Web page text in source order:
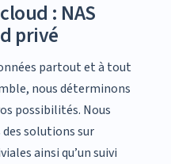
: NAS
privé
partout et à tout
nous déterminons
possibilités. Nous
solutions sur
ainsi qu’un suivi